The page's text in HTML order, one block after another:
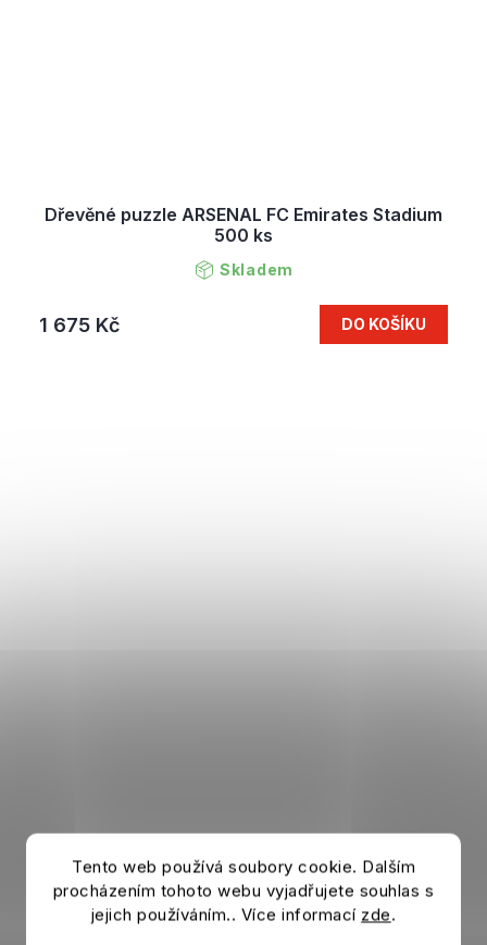
Tento web používá soubory cookie. Dalším
procházením tohoto webu vyjadřujete souhlas s
jejich používáním.. Více informací zde.
Dřevěné puzzle ARSENAL FC Emirates Stadium
500 ks
Skladem
1 675 Kč DO KOŠÍKU